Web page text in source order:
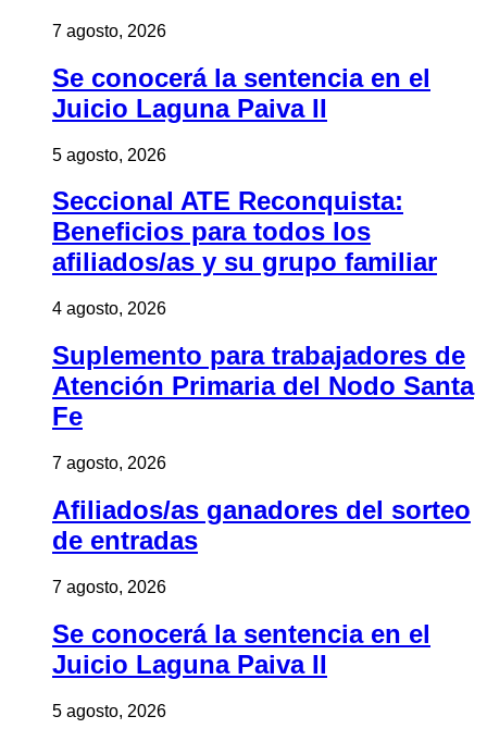
7 agosto, 2026
Se conocerá la sentencia en el
Juicio Laguna Paiva II
5 agosto, 2026
Seccional ATE Reconquista:
Beneficios para todos los
afiliados/as y su grupo familiar
4 agosto, 2026
Suplemento para trabajadores de
Atención Primaria del Nodo Santa
Fe
7 agosto, 2026
Afiliados/as ganadores del sorteo
de entradas
7 agosto, 2026
Se conocerá la sentencia en el
Juicio Laguna Paiva II
5 agosto, 2026